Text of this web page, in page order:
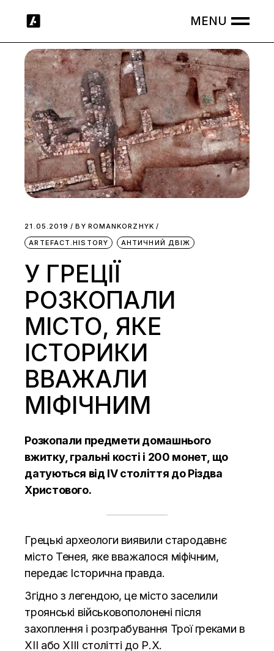
21.05.2019 BY ROMANKORZHYK
ARTEFACT.HISTORY
АНТИЧНИЙ ДВІЖ
У ГРЕЦІЇ
РОЗКОПАЛИ
МІСТО, ЯКЕ
ІСТОРИКИ
ВВАЖАЛИ
МІФІЧНИМ
Розкопали предмети домашнього
вжитку, гральні кості і 200 монет, що
датуються від IV століття до Різдва
Христового.
Грецькі археологи виявили стародавнє
місто Тенея, яке вважалося міфічним,
передає Історична правда.
Згідно з легендою, це місто заселили
троянські військовополонені після
захоплення і розграбування Трої греками в
XII або XIII столітті до Р.Х.